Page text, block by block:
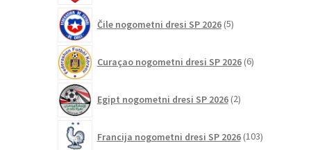
Čile nogometni dresi SP 2026 5izdelkov
Curaçao nogometni dresi SP 2026 6izdelkov
Egipt nogometni dresi SP 2026 2izdelka
Francija nogometni dresi SP 2026 103izdelki